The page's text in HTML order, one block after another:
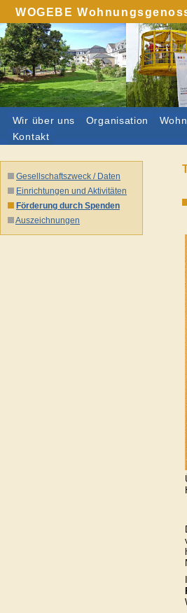
WOGEBE
Wir über uns Organisation
Kontakt
Gesellschaftszweck / Daten
Einrichtungen und Aktivitäten
Förderung durch Spenden
Auszeichnungen